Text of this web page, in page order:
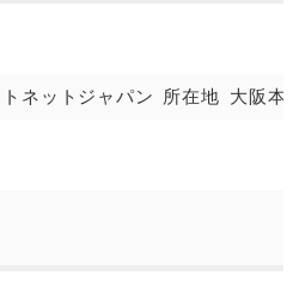
ネットジャパン 所在地 大阪本